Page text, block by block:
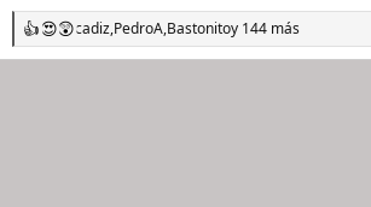
R
e
cadiz,PedroA,Bastonitoy 144 más